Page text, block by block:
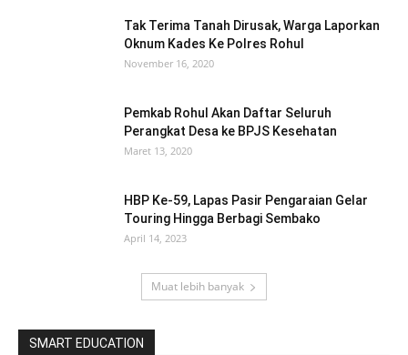
Tak Terima Tanah Dirusak, Warga Laporkan
Oknum Kades Ke Polres Rohul
November 16, 2020
Pemkab Rohul Akan Daftar Seluruh
Perangkat Desa ke BPJS Kesehatan
Maret 13, 2020
HBP Ke-59, Lapas Pasir Pengaraian Gelar
Touring Hingga Berbagi Sembako
April 14, 2023
Muat lebih banyak
SMART EDUCATION